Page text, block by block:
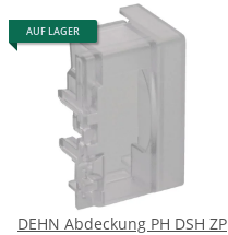
AUF LAGER
DEHN Abdeckung PH DSH ZP